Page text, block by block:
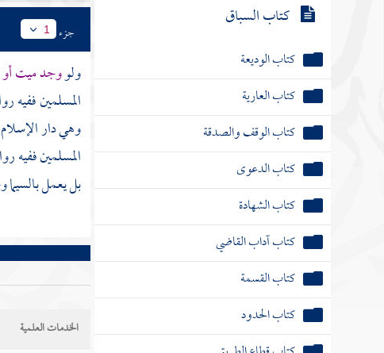
كتاب السباق
كتاب الوديعة
كتاب العارية
كتاب الوقف والصدقة
كتاب الدعوى
كتاب الشهادة
كتاب آداب القاضي
كتاب القسمة
كتاب الحدود
جزء 1
ولووجد ميت أو
المسلمين ففيه
وهي دار الإسلام
المسلمين ففيه
بل يعمل
الخدمات العلمية